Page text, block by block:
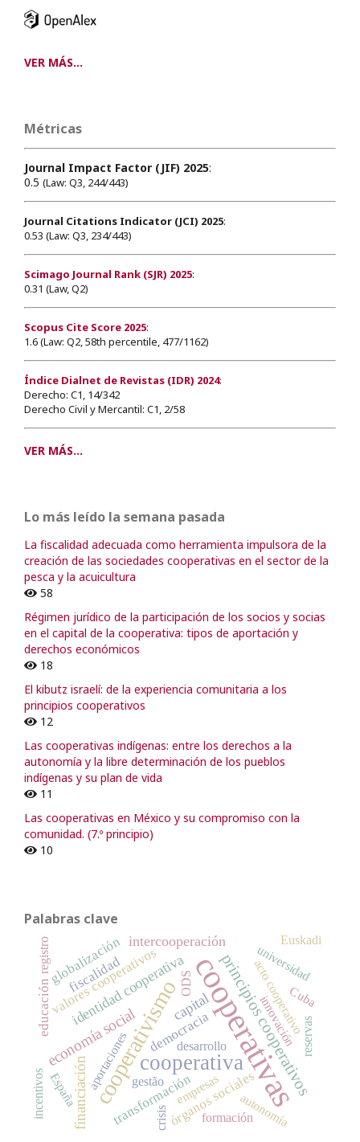
VER MÁS...
Métricas
Journal Impact Factor (JIF) 2025:
0.5 (Law: Q3, 244/443)
Journal Citations Indicator (JCI) 2025:
0.53 (Law: Q3, 234/443)
Scimago Journal Rank (SJR) 2025:
0.31 (Law, Q2)
Scopus Cite Score 2025:
1.6 (Law: Q2, 58th percentile, 477/1162)
Índice Dialnet de Revistas (IDR) 2024:
Derecho: C1, 14/342
Derecho Civil y Mercantil: C1, 2/58
VER MÁS...
Lo más leído la semana pasada
La fiscalidad adecuada como herramienta impulsora de la
creación de las sociedades cooperativas en el sector de la
pesca y la acuicultura
58
Régimen jurídico de la participación de los socios y socias
en el capital de la cooperativa: tipos de aportación y
derechos económicos
18
El kibutz israelí: de la experiencia comunitaria a los
principios cooperativos
12
Las cooperativas indígenas: entre los derechos a la
autonomía y la libre determinación de los pueblos
indígenas y su plan de vida
11
Las cooperativas en México y su compromiso con la
comunidad. (7.º principio)
10
Palabras clave
cooperativas
cooperativismocooperativaprincipios cooperativos
economía social
financiación
capital
identidad cooperativa
intercooperación
valores cooperativos
fiscalidad
transformación
educación
órganos sociales
democracia
globalización
innovación
acto cooperativo
desarrollo
universidad
Cuba
autonomía
crisis
España
formación
Euskadi
aportaciones reservas
registro
empresas
gestão
incentivos
ODS